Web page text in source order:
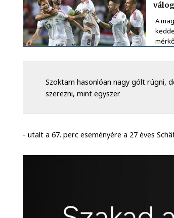
A
Szoktam hasonlóan nagy gólt rúgni,
szerezni, mint egyszer
- utalt a 67. perc eseményére a 27 éves